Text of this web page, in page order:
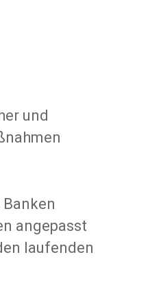
und
angepasst
laufenden